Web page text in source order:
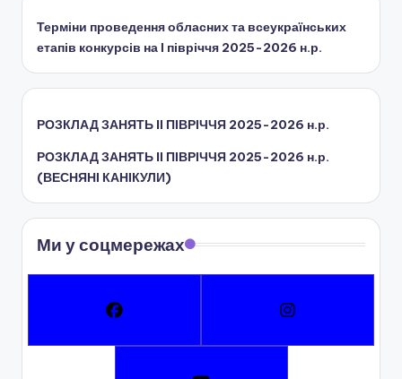
Терміни проведення обласних та всеукраїнських
етапів конкурсів на І півріччя 2025-2026 н.р.
РОЗКЛАД ЗАНЯТЬ IІ ПІВРІЧЧЯ 2025-2026 н.р.
РОЗКЛАД ЗАНЯТЬ IІ ПІВРІЧЧЯ 2025-2026 н.р.
(ВЕСНЯНІ КАНІКУЛИ)
Ми у соцмережах